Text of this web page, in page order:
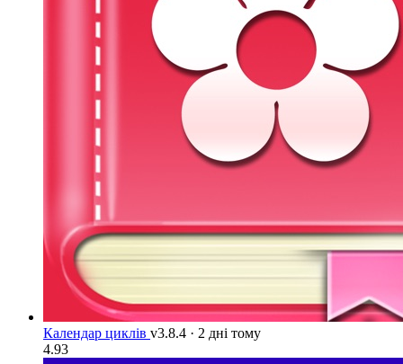
Календар циклів v3.8.4 · 2 дні тому
4.93